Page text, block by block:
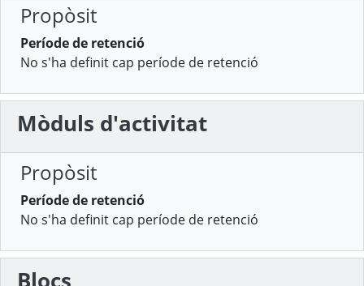
Propòsit
Període de retenció
No s'ha definit cap període de retenció
Mòduls d'activitat
Propòsit
Període de retenció
No s'ha definit cap període de retenció
Blocs